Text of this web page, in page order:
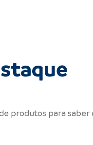
produtos para